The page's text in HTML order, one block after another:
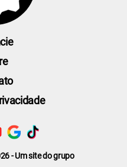
- Um site do grupo